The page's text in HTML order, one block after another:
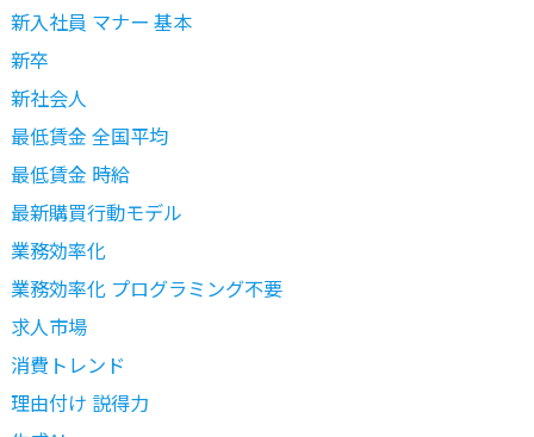
新入社員 マナー 基本
新卒
新社会人
最低賃金 全国平均
最低賃金 時給
最新購買行動モデル
業務効率化
業務効率化 プログラミング不要
求人市場
消費トレンド
理由付け 説得力